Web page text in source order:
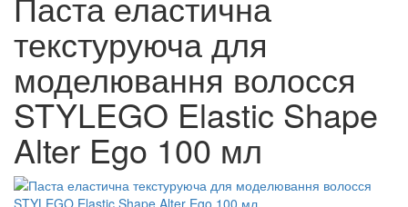
текстуруюча для
моделювання волосся
STYLEGO Elastic Shape
Alter Ego 100 мл